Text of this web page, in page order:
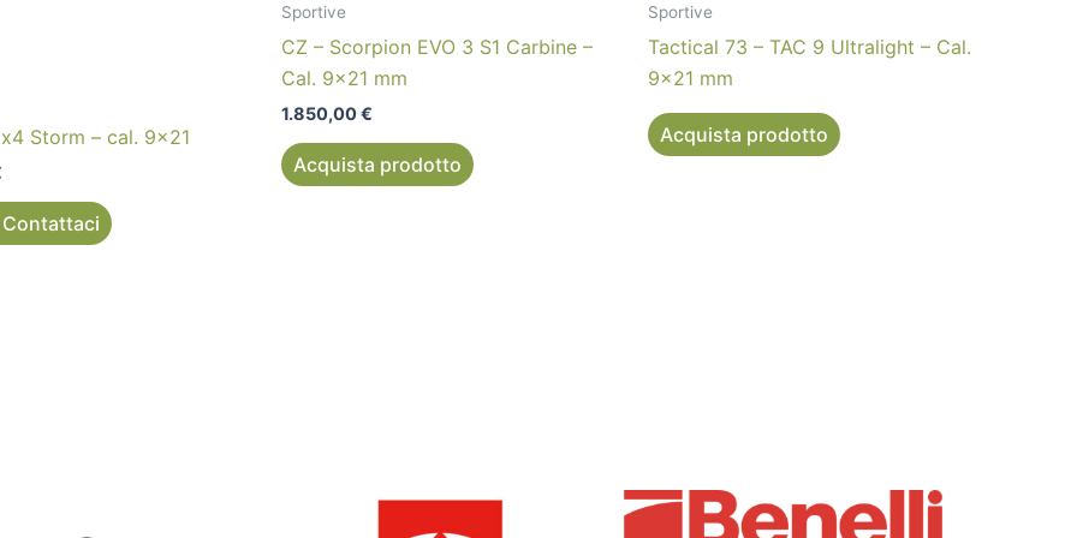
Storm – cal. 9×21
Sportive
CZ – Scorpion EVO 3 S1 Carbine –
Cal. 9×21 mm
1.850,00€
Acquista prodotto
Sportive
Tactical 73 – TAC 9 Ultralight – Cal.
9×21 mm
Acquista prodotto